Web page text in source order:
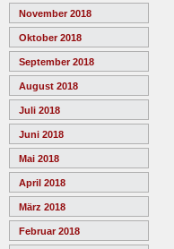
November 2018
Oktober 2018
September 2018
August 2018
Juli 2018
Juni 2018
Mai 2018
April 2018
März 2018
Februar 2018